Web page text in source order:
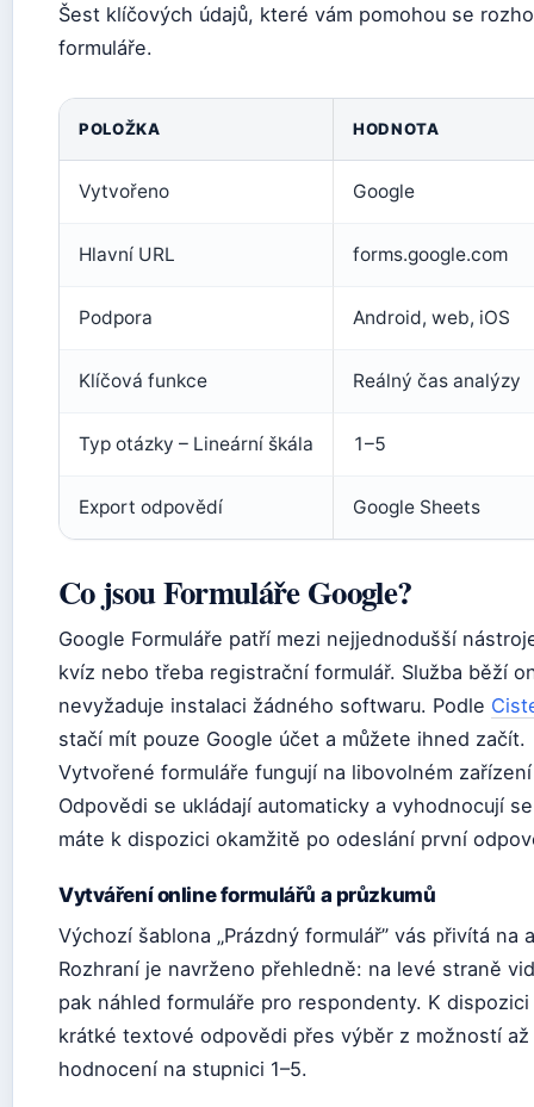
Šest klíčových údajů, které vám pomohou se
formuláře.
POLOŽKA HODNOTA
Vytvořeno Google
Hlavní URL forms.google.com
Podpora Android, web, iOS
Klíčová funkce Reálný čas analýzy
Typ otázky – Lineární škála 1–5
Export odpovědí Google Sheets
Co jsou Formuláře Google?
Google Formuláře patří mezi nejjednodušší
kvíz nebo třeba registrační formulář. Služba běží
nevyžaduje instalaci žádného softwaru. Podle
stačí mít pouze Google účet a můžete ihned začít.
Vytvořené formuláře fungují na libovolném
Odpovědi se ukládají automaticky a vyhodnocují
máte k dispozici okamžitě po odeslání první
Vytváření online formulářů a průzkumů
Výchozí šablona „Prázdný formulář” vás přivítá na
Rozhraní je navrženo přehledně: na levé straně
pak náhled formuláře pro respondenty. K
krátké textové odpovědi přes výběr z možností
hodnocení na stupnici 1–5.